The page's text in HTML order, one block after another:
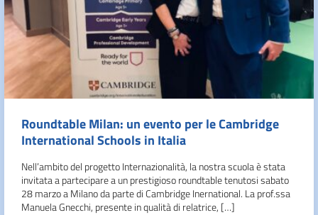
Roundtable Milan: un evento per le Cambridge
International Schools in Italia
Nell’ambito del progetto Internazionalità, la nostra scuola è stata
invitata a partecipare a un prestigioso roundtable tenutosi sabato
28 marzo a Milano da parte di Cambridge Inernational. La prof.ssa
Manuela Gnecchi, presente in qualità di relatrice, […]